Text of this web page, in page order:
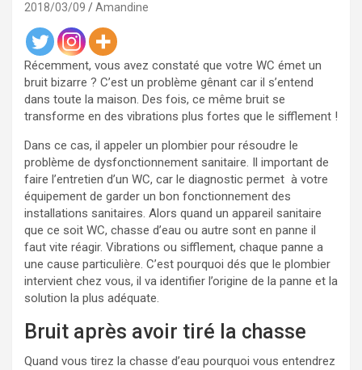
2018/03/09 Amandine
Récemment, vous avez constaté que votre WC émet un
bruit bizarre ? C’est un problème gênant car il s’entend
dans toute la maison. Des fois, ce même bruit se
transforme en des vibrations plus fortes que le sifflement !
Dans ce cas, il appeler un plombier pour résoudre le
problème de dysfonctionnement sanitaire. Il important de
faire l’entretien d’un WC, car le diagnostic permet à votre
équipement de garder un bon fonctionnement des
installations sanitaires. Alors quand un appareil sanitaire
que ce soit WC, chasse d’eau ou autre sont en panne il
faut vite réagir. Vibrations ou sifflement, chaque panne a
une cause particulière. C’est pourquoi dés que le plombier
intervient chez vous, il va identifier l’origine de la panne et la
solution la plus adéquate.
Bruit après avoir tiré la chasse
Quand vous tirez la chasse d’eau pourquoi vous entendrez